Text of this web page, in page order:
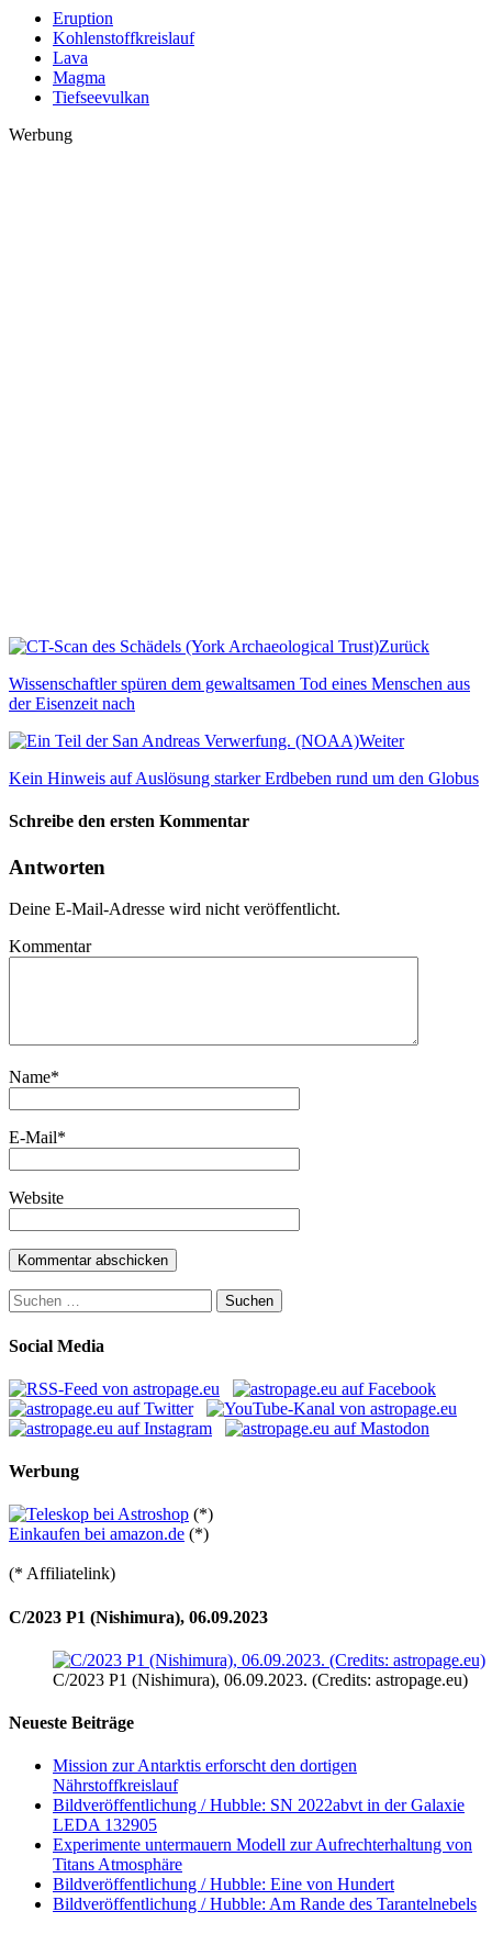
Eruption
Kohlenstoffkreislauf
Lava
Magma
Tiefseevulkan
Werbung
Zurück
Wissenschaftler spüren dem gewaltsamen Tod eines Menschen aus
der Eisenzeit nach
Weiter
Kein Hinweis auf Auslösung starker Erdbeben rund um den Globus
Schreibe den ersten Kommentar
Antworten
Deine E-Mail-Adresse wird nicht veröffentlicht.
Kommentar
Name*
E-Mail*
Website
Suchen
nach:
Social Media
Werbung
(*)
Einkaufen bei amazon.de (*)
(* Affiliatelink)
C/2023 P1 (Nishimura), 06.09.2023
C/2023 P1 (Nishimura), 06.09.2023. (Credits: astropage.eu)
Neueste Beiträge
Mission zur Antarktis erforscht den dortigen
Nährstoffkreislauf
Bildveröffentlichung / Hubble: SN 2022abvt in der Galaxie
LEDA 132905
Experimente untermauern Modell zur Aufrechterhaltung von
Titans Atmosphäre
Bildveröffentlichung / Hubble: Eine von Hundert
Bildveröffentlichung / Hubble: Am Rande des Tarantelnebels